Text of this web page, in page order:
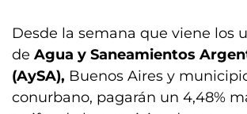
Desde la semana que viene los
de Agua y Saneamientos
(AySA), Buenos Aires y
conurbano, pagarán un 4,48%